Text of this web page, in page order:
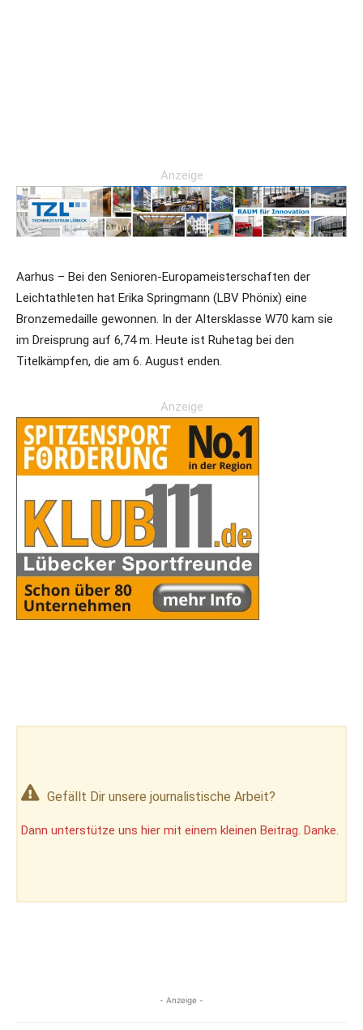
Anzeige
Aarhus – Bei den Senioren-Europameisterschaften der
Leichtathleten hat Erika Springmann (LBV Phönix) eine
Bronzemedaille gewonnen. In der Altersklasse W70 kam sie
im Dreisprung auf 6,74 m. Heute ist Ruhetag bei den
Titelkämpfen, die am 6. August enden.
Anzeige
Gefällt Dir unsere journalistische Arbeit?
Dann unterstütze uns hier mit einem kleinen Beitrag. Danke.
- Anzeige -